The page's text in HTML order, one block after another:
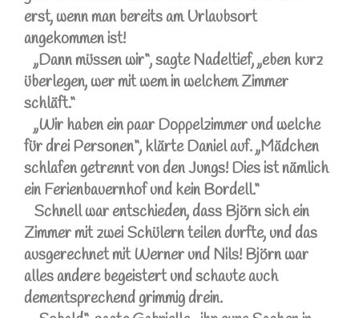
erst, wenn man bereits am Urlaubsort
angekommen ist!
„Dann müssen wir“, sagte Nadeltief, „eben kurz
überlegen, wer mit wem in welchem Zimmer
schläft.“
„Wir haben ein paar Doppelzimmer und welche
für drei Personen“, klärte Daniel auf. „Mädchen
schlafen getrennt von den Jungs! Dies ist nämlich
ein Ferienbauernhof und kein Bordell.“
Schnell war entschieden, dass Björn sich ein
Zimmer mit zwei Schülern teilen durfte, und das
ausgerechnet mit Werner und Nils! Björn war
alles andere begeistert und schaute auch
dementsprechend grimmig drein.